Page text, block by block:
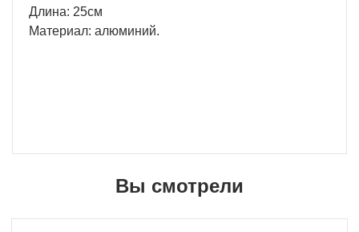
Длина: 25см
Материал: алюминий.
Вы смотрели